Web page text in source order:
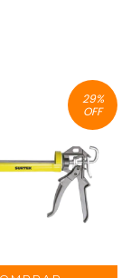
29%
OFF